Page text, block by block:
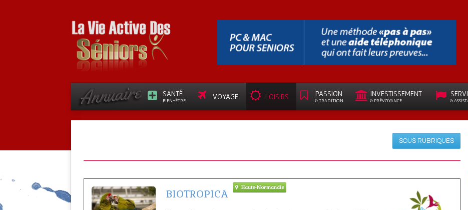
SANTÉ
BIEN-ÊTRE VOYAGE LOISIRS PASSION
& TRADITION
INVESTISSEMENT
& PRÉVOYANCE &
SOUS RUBRIQUES
BIOTROPICA
Haute-Normandie